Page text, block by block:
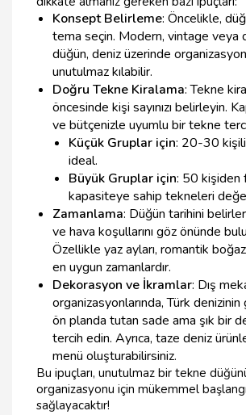
Konsept Belirleme: Öncelikle,
tema seçin. Modern, vintage veya
düğün, deniz üzerinde
unutulmaz kılabilir.
Doğru Tekne Kiralama: Tekne
öncesinde kişi sayınızı belirleyin.
ve bütçenizle uyumlu bir tekne
Küçük Gruplar için: 20-30
ideal.
Büyük Gruplar için: 50 kişiden
kapasiteye sahip tekneleri
Zamanlama: Düğün tarihini
ve hava koşullarını göz önünde
Özellikle yaz ayları, romantik
en uygun zamanlardır.
Dekorasyon ve İkramlar: Dış
organizasyonlarında, Türk
ön planda tutan sade ama şık bir
tercih edin. Ayrıca, taze deniz
menü oluşturabilirsiniz.
Bu ipuçları, unutulmaz bir tekne
organizasyonu için mükemmel
sağlayacaktır!